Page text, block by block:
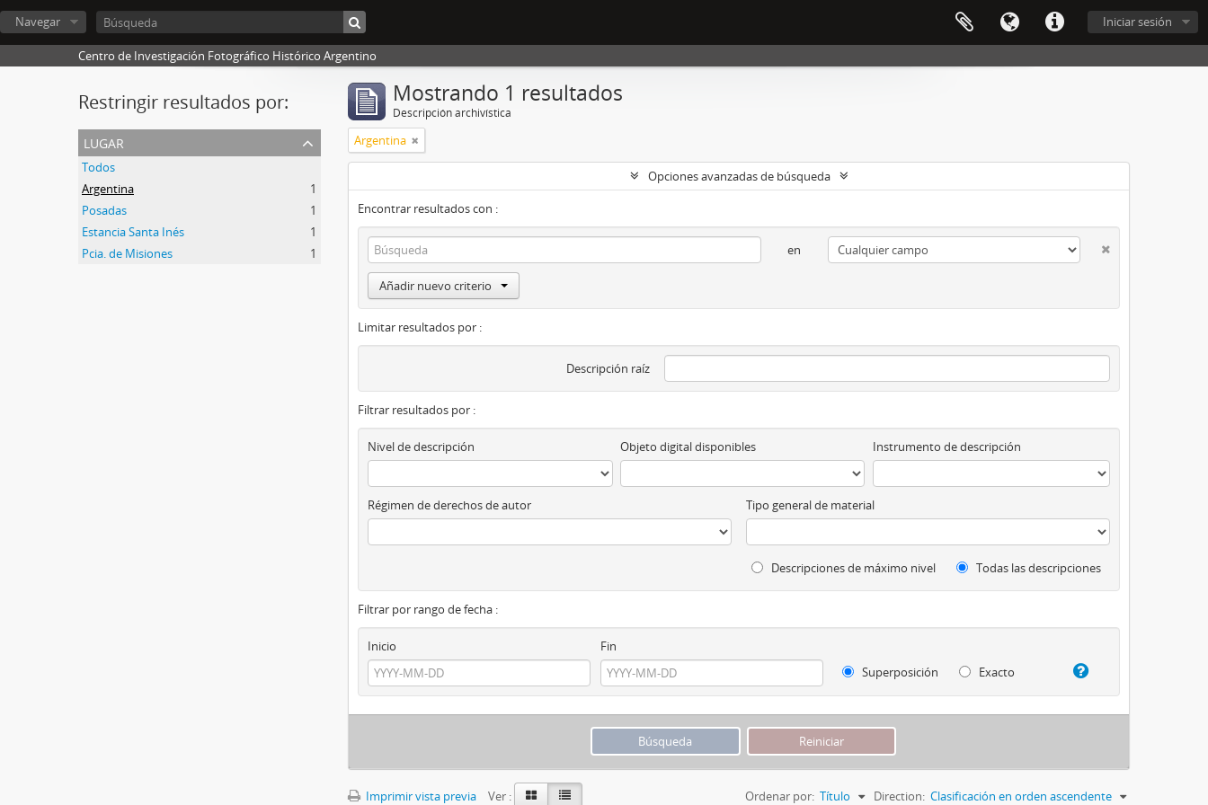
Iniciar sesión
Navegar
Centro de Investigación Fotográfico Histórico Argentino
Restringir resultados por:
lugar
Todos
Argentina
1
Posadas
1
Estancia Santa Inés
1
Pcia. de Misiones
1
Mostrando 1 resultados
Descripción archivística
Argentina
Opciones avanzadas de búsqueda
Encontrar resultados con :
en
Añadir nuevo criterio
Limitar resultados por :
Descripción raíz
Filtrar resultados por :
Nivel de descripción Objeto digital disponibles Instrumento de descripción
Régimen de derechos de autor Tipo general de material
Descripciones de máximo nivel Todas las descripciones
Filtrar por rango de fecha :
Inicio
Fin
Superposición
Exacto
Imprimir vista previa Ver : Ordenar por: Título Direction: Clasificación en orden ascendente